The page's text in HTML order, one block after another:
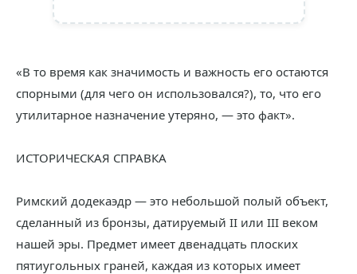
«В то время как значимость и важность его остаются
спорными (для чего он использовался?), то, что его
утилитарное назначение утеряно, — это факт».
ИСТОРИЧЕСКАЯ СПРАВКА
Римский додекаэдр — это небольшой полый объект,
сделанный из бронзы, датируемый II или III веком
нашей эры. Предмет имеет двенадцать плоских
пятиугольных граней, каждая из которых имеет